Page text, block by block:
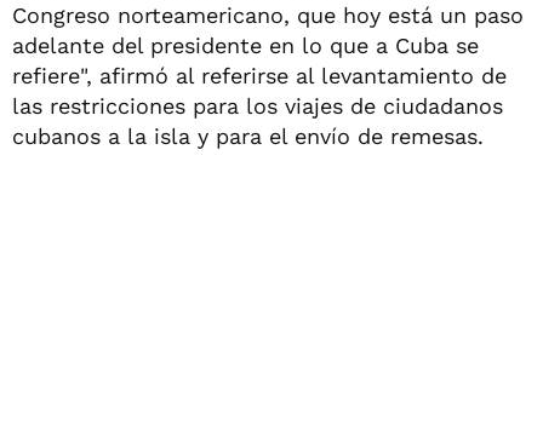
Congreso norteamericano, que hoy está un paso
adelante del presidente en lo que a Cuba se
refiere", afirmó al referirse al levantamiento de
las restricciones para los viajes de ciudadanos
cubanos a la isla y para el envío de remesas.